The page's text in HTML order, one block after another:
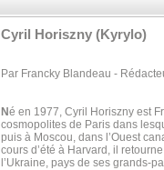
Cyril Horiszny (Kyrylo)
Par Francky Blandeau -
Né en 1977, Cyril Horiszny est
cosmopolites de Paris dans
puis à Moscou, dans l’Ouest
cours d’été à Harvard, il
l’Ukraine, pays de ses grands-